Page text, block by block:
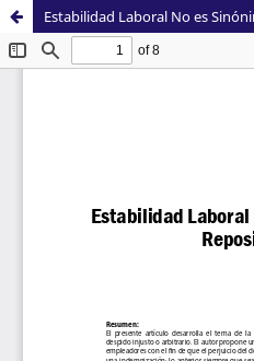
Estabilidad Laboral No es